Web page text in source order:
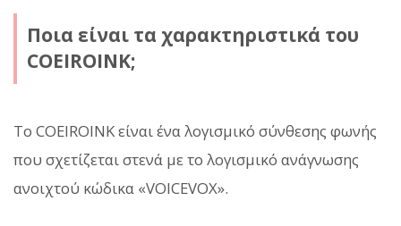
Ποια είναι τα χαρακτηριστικά του
COEIROINK;
Το COEIROINK είναι ένα λογισμικό σύνθεσης φωνής
που σχετίζεται στενά με το λογισμικό ανάγνωσης
ανοιχτού κώδικα «VOICEVOX».